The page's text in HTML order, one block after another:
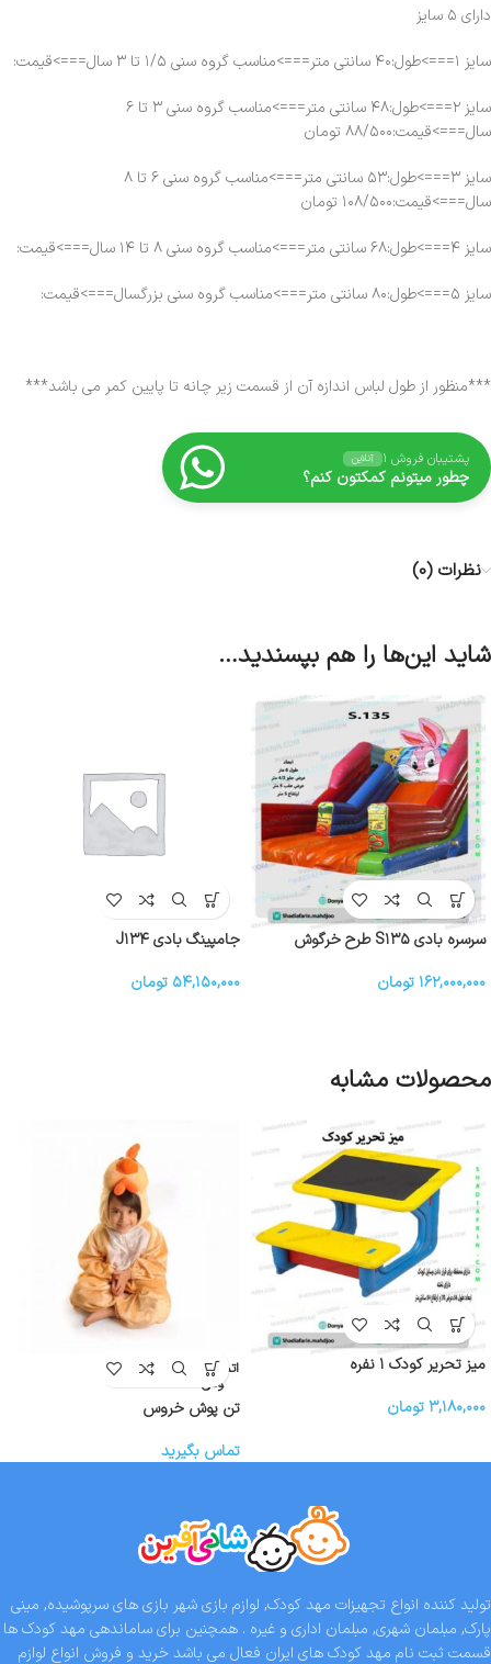
دارای ۵ سایز
سایز ۱===>طول:۴۰ سانتی متر===>مناسب گروه سنی ۱/۵ تا ۳ سال===>قیمت:
سایز ۲===>طول:۴۸ سانتی متر===>مناسب گروه سنی ۳ تا ۶
سال===>قیمت:۸۸/۵۰۰ تومان
سایز ۳===>طول:۵۳ سانتی متر===>مناسب گروه سنی ۶ تا ۸
سال===>قیمت:۱۰۸/۵۰۰ تومان
سایز ۴===>طول:۶۸ سانتی متر===>مناسب گروه سنی ۸ تا ۱۴ سال===>قیمت:
سایز ۵===>طول:۸۰ سانتی متر===>مناسب گروه سنی بزرگسال===>قیمت:
***منظور از طول لباس اندازه آن از قسمت زیر چانه تا پایین کمر می باشد***
پشتیبان فروش ۱ آنلاین
چطور میتونم کمکتون کنم؟
نظرات (0)
شاید این‌ها را هم بپسندید…
سرسره بادی S۱۳۵ طرح خرگوش
۱۶۲,۰۰۰,۰۰۰ تومان
جامپینگ بادی J۱۳۴
۵۴,۱۵۰,۰۰۰ تومان
محصولات مشابه
میز تحریر کودک ۱ نفره
۳,۱۸۰,۰۰۰ تومان
اتمام موج
ودی
تن پوش خروس
تماس بگیرید
تولید کننده انواع تجهیزات مهد کودک, لوازم بازی شهر بازی های سرپوشیده, مینی
پارک, مبلمان شهری, مبلمان اداری و غیره . همچنین برای ساماندهی مهد کودک ها
قسمت ثبت نام مهد کودک های ایران فعال می باشد خرید و فروش انواع لوازم